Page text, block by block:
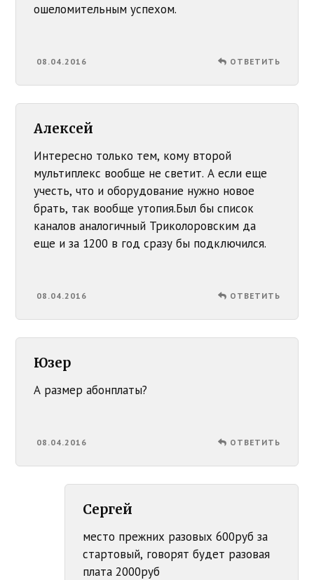
ошеломительным успехом.
08.04.2016 ОТВЕТИТЬ
Алексей
Интересно только тем, кому второй
мультиплекс вообще не светит. А если еще
учесть, что и оборудование нужно новое
брать, так вообще утопия.Был бы список
каналов аналогичный Триколоровским да
еще и за 1200 в год сразу бы подключился.
08.04.2016 ОТВЕТИТЬ
Юзер
А размер абонплаты?
08.04.2016 ОТВЕТИТЬ
Сергей
место прежних разовых 600руб за
стартовый, говорят будет разовая
плата 2000руб